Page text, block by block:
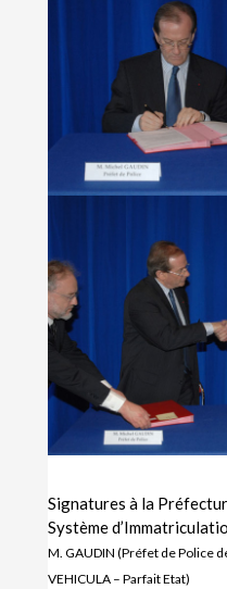
Signatures à la
Système
M. GAUDIN (Préfet de Police
VEHICULA – Parfait Etat)